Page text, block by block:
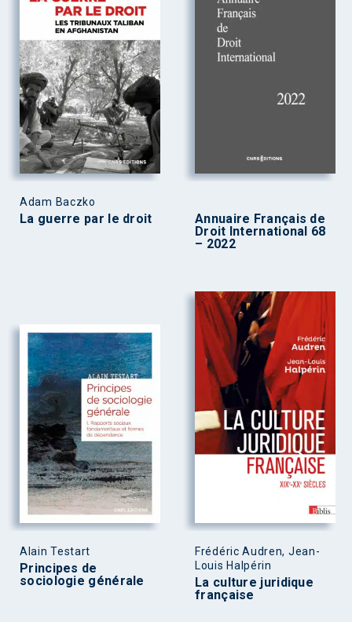
Adam Baczko
La guerre par le droit
Annuaire Français de
Droit International 68
– 2022
Alain Testart
Principes de
sociologie générale
Frédéric Audren, Jean-
Louis Halpérin
La culture juridique
française